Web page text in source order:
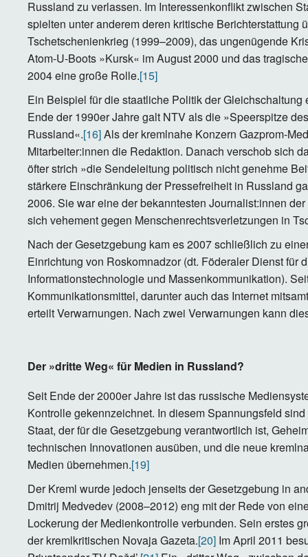
Russland zu verlassen. Im Interessenkonflikt zwischen
spielten unter anderem deren kritische Berichterstattung
Tschetschenienkrieg (1999–2009), das ungenügende
Atom-U-Boots »Kursk« im August 2000 und das
2004 eine große Rolle.[15]
Ein Beispiel für die staatliche Politik der
Ende der 1990er Jahre galt NTV als die »Speerspitze
Russland«.[16]Als der kremlnahe Konzern Gazprom-
Mitarbeiter:innen die Redaktion. Danach verschob sich
öfter strich »die Sendeleitung politisch nicht genehme
stärkere Einschränkung der Pressefreiheit in Russland
2006. Sie war eine der bekanntesten Journalist:innen
sich vehement gegen Menschenrechtsverletzungen in
Nach der Gesetzgebung kam es 2007 schließlich zu
Einrichtung von Roskomnadzor (dt. Föderaler Dienst für
Informationstechnologie und Massenkommunikation).
Kommunikationsmittel, darunter auch das Internet
erteilt Verwarnungen. Nach zwei Verwarnungen kann
Der »dritte Weg« für Medien in Russland?
Seit Ende der 2000er Jahre ist das russische
Kontrolle gekennzeichnet. In diesem Spannungsfeld
Staat, der für die Gesetzgebung verantwortlich ist,
technischen Innovationen ausüben, und die neue
Medien übernehmen.[19]
Der Kreml wurde jedoch jenseits der Gesetzgebung in
Dmitrij Medvedev (2008–2012) eng mit der Rede von
Lockerung der Medienkontrolle verbunden. Sein erstes
der kremlkritischen Novaja Gazeta.[20] Im April 2011